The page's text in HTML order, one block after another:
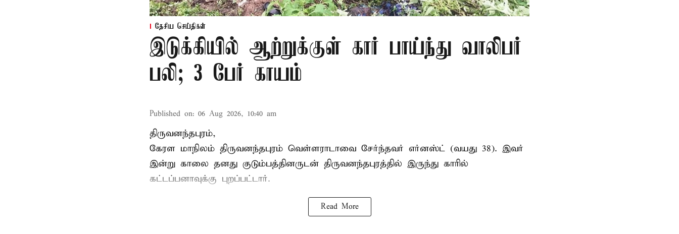
தேசிய செய்திகள்
இடுக்கியில் ஆற்றுக்குள் கார் பாய்ந்து வாலிபர்
பலி; 3 பேர் காயம்
Published on: 06 Aug 2026, 10:40 am
திருவனந்தபுரம்,
கேரள மாநிலம் திருவனந்தபுரம் வெள்ளராடாவை சேர்ந்தவர் எர்னஸ்ட் (வயது 38). இவர்
இன்று காலை தனது குடும்பத்தினருடன் திருவனந்தபுரத்தில் இருந்து காரில்
கட்டப்பனாவுக்கு புறப்பட்டார்.
Read More